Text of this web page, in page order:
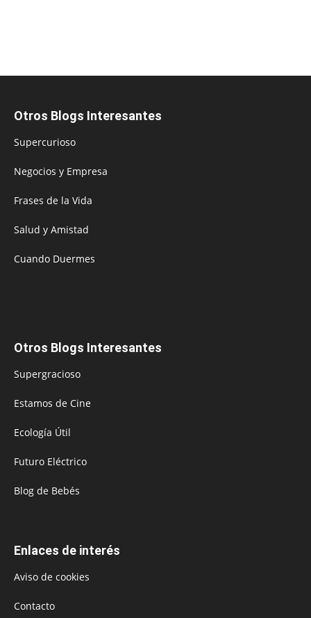
Otros Blogs Interesantes
Supercurioso
Negocios y Empresa
Frases de la Vida
Salud y Amistad
Cuando Duermes
Otros Blogs Interesantes
Supergracioso
Estamos de Cine
Ecología Útil
Futuro Eléctrico
Blog de Bebés
Enlaces de interés
Aviso de cookies
Contacto